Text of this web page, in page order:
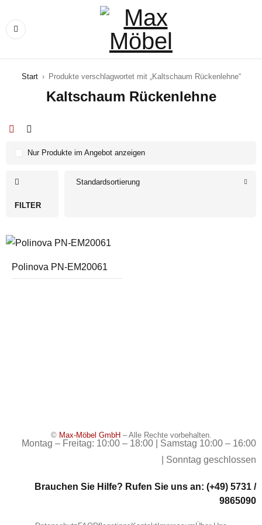
Start › Produkte verschlagwortet mit „Kaltschaum Rückenlehne“
Kaltschaum Rückenlehne
FILTER
Standardsortierung
Nur Produkte im Angebot anzeigen
Polinova PN-EM20061
© Max-Möbel GmbH – Alle Rechte vorbehalten.
Montag – Freitag: 10:00 – 18:00 | Samstag 10:00 – 16:00
| Sonntag geschlossen
Brauchen Sie Hilfe? Rufen Sie uns an: (+49) 5731 /
9865090